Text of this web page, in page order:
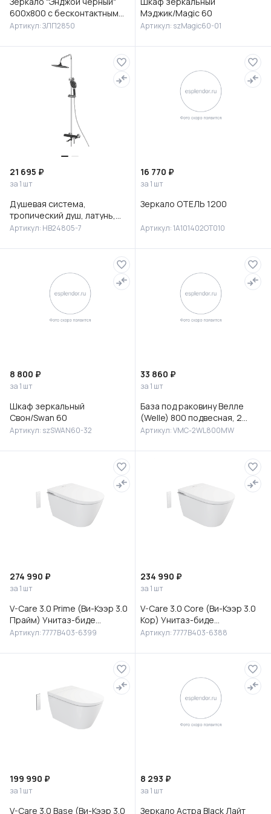
600х800 с бесконтактным
сенсором и холодной
Артикул: ЗЛП2850
Мэджик/Magic 60
Артикул: szMagic60-01
21 695 ₽
за 1 шт
Душевая система,
тропический душ, латунь,
черный/хром, HB24805-7
Артикул: HB24805-7
16 770 ₽
за 1 шт
Зеркало ОТЕЛЬ 1200
Артикул: 1A101402OT010
8 800 ₽
за 1 шт
Шкаф зеркальный
Свон/Swan 60
Артикул: szSWAN60-32
33 860 ₽
за 1 шт
База под раковину Велле
(Welle) 800 подвесная, 2
выкатных ящика микролифт,
Артикул: VMC-2WL800MW
274 990 ₽
за 1 шт
V-Care 3.0 Prime (Ви-Кээр 3.0
Прайм) Унитаз-биде
подвесной, 7777B403-6399
Артикул: 7777B403-6399
234 990 ₽
за 1 шт
V-Care 3.0 Core (Ви-Кээр 3.0
Кор) Унитаз-биде
подвесной, 7777B403-6388
Артикул: 7777B403-6388
199 990 ₽
за 1 шт
V-Care 3.0 Base (Ви-Кээр 3.0
8 293 ₽
за 1 шт
Зеркало Астра Black Лайт